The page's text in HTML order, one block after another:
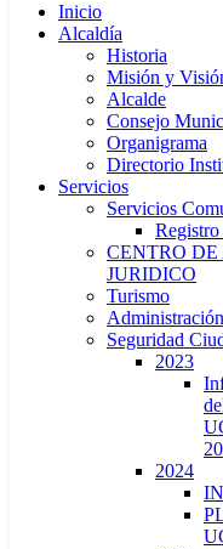
Inicio
Alcaldía
Historia
Misión y
Alcalde
Consejo
Organigrama
Directorio
Servicios
Servicios
CENTRO
JURIDICO
Turismo
Seguridad
2023
2024